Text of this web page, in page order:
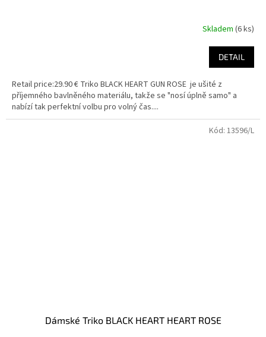
Skladem (6 ks)
DETAIL
Retail price:29.90 € Triko BLACK HEART GUN ROSE je ušité z
příjemného bavlněného materiálu, takže se "nosí úplně samo" a
nabízí tak perfektní volbu pro volný čas....
Dámské Triko BLACK HEART HEART ROSE
Kód: 13596/L